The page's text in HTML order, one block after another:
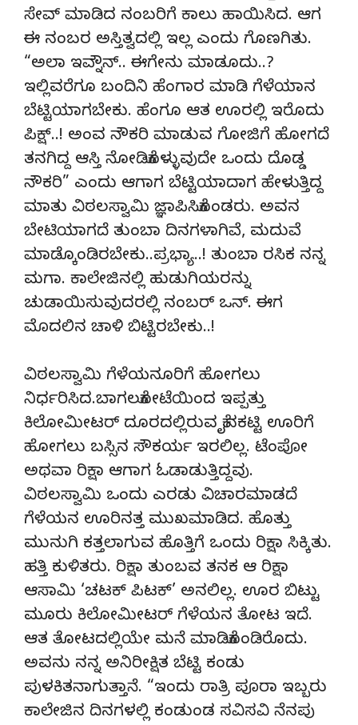
ಸೇವ್ ಮಾಡಿದ ನಂಬರಿಗೆ ಕಾಲು ಹಾಯಿಸಿದ. ಆಗ
ಈ ನಂಬರ ಅಸ್ತಿತ್ವದಲ್ಲಿ ಇಲ್ಲ ಎಂದು ಗೊಣಗಿತು.
“ಅಲಾ ಇವ್ನೌನ್.. ಈಗೇನು ಮಾಡೂದು..?
ಇಲ್ಲಿವರೆಗೂ ಬಂದಿನಿ ಹೆಂಗಾರ ಮಾಡಿ ಗೆಳೆಯಾನ
ಬೆಟ್ಟಿಯಾಗಬೇಕು. ಹೆಂಗೂ ಆತ ಊರಲ್ಲಿ ಇರೊದು
ಪಿಕ್ಷ್..! ಅಂವ ನೌಕರಿ ಮಾಡುವ ಗೋಜಿಗೆ ಹೋಗದೆ
ತನಗಿದ್ದ ಆಸ್ತಿ ನೋಡಿಕೊಳ್ಳುವುದೇ ಒಂದು ದೊಡ್ಡ
ನೌಕರಿ” ಎಂದು ಆಗಾಗ ಬೆಟ್ಟಿಯಾದಾಗ ಹೇಳುತ್ತಿದ್ದ
ಮಾತು ವಿಠಲಸ್ವಾಮಿ ಜ್ಞಾಪಿಸಿಕೊಂಡರು. ಅವನ
ಬೇಟಿಯಾಗದೆ ತುಂಬಾ ದಿನಗಳಾಗಿವೆ, ಮದುವೆ
ಮಾಡ್ಕೊಂಡಿರಬೇಕು..ಪ್ರಭ್ಯಾ..! ತುಂಬಾ ರಸಿಕ ನನ್ನ
ಮಗಾ. ಕಾಲೇಜಿನಲ್ಲಿ ಹುಡುಗಿಯರನ್ನು
ಚುಡಾಯಿಸುವುದರಲ್ಲಿ ನಂಬರ್ ಒನ್. ಈಗ
ಮೊದಲಿನ ಚಾಳಿ ಬಿಟ್ಟಿರಬೇಕು..!
ವಿಠಲಸ್ವಾಮಿ ಗೆಳೆಯನೂರಿಗೆ ಹೋಗಲು
ನಿರ್ಧರಿಸಿದ.ಬಾಗಲಕೋಟೆಯಿಂದ ಇಪ್ಪತ್ತು
ಕಿಲೋಮೀಟರ್ ದೂರದಲ್ಲಿರುವ ಕೈನಕಟ್ಟಿ ಊರಿಗೆ
ಹೋಗಲು ಬಸ್ಸಿನ ಸೌಕರ್ಯ ಇರಲಿಲ್ಲ. ಟೆಂಪೋ
ಅಥವಾ ರಿಕ್ಷಾ ಆಗಾಗ ಓಡಾಡುತ್ತಿದ್ದವು.
ವಿಠಲಸ್ವಾಮಿ ಒಂದು ಎರಡು ವಿಚಾರಮಾಡದೆ
ಗೆಳೆಯನ ಊರಿನತ್ತ ಮುಖಮಾಡಿದ. ಹೊತ್ತು
ಮುನುಗಿ ಕತ್ತಲಾಗುವ ಹೊತ್ತಿಗೆ ಒಂದು ರಿಕ್ಷಾ ಸಿಕ್ಕಿತು.
ಹತ್ತಿ ಕುಳಿತರು. ರಿಕ್ಷಾ ತುಂಬವ ತನಕ ಆ ರಿಕ್ಷಾ
ಆಸಾಮಿ ‘ಚಟಕ್ ಪಿಟಕ್’ ಅನಲಿಲ್ಲ. ಊರ ಬಿಟ್ಟು
ಮೂರು ಕಿಲೋಮೀಟರ್ ಗೆಳೆಯನ ತೋಟ ಇದೆ.
ಆತ ತೋಟದಲ್ಲಿಯೇ ಮನೆ ಮಾಡಿಕೊಂಡಿರೊದು.
ಅವನು ನನ್ನ ಅನಿರೀಕ್ಷಿತ ಬೆಟ್ಟಿ ಕಂಡು
ಪುಳಕಿತನಾಗುತ್ತಾನೆ. “ಇಂದು ರಾತ್ರಿ ಪೂರಾ ಇಬ್ಬರು
ಕಾಲೇಜಿನ ದಿನಗಳಲ್ಲಿ ಕಂಡುಂಡ ಸವಿಸವಿ ನೆನಪು